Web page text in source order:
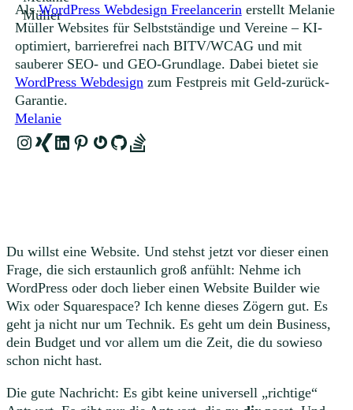
AlsWordPress Webdesign Freelancerin erstellt Melanie
Müller Websites für Selbstständige und Vereine – KI-
optimiert, barrierefrei nach BITV/WCAG und mit
sauberer SEO- und GEO-Grundlage. Dabei bietet sie
WordPress Webdesign zum Festpreis mit Geld-zurück-
Garantie.
Melanie
Instagram
LinkLinkedIn
Pinterest
Gravatar
GitHub
Link
Du willst eine Website. Und stehst jetzt vor dieser einen
Frage, die sich erstaunlich groß anfühlt: Nehme ich
WordPress oder doch lieber einen Website Builder wie
Wix oder Squarespace? Ich kenne dieses Zögern gut. Es
geht ja nicht nur um Technik. Es geht um dein Business,
dein Budget und vor allem um die Zeit, die du sowieso
schon nicht hast.
Die gute Nachricht: Es gibt keine universell „richtige“